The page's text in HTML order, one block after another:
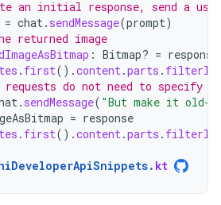
an initial response, send a
= chat . sendMessage(prompt)
returned image
: Bitmap? = response
. first().content .parts .
do not need to specify
. sendMessage( "But make it old-
= response
. first().content .parts .
. kt